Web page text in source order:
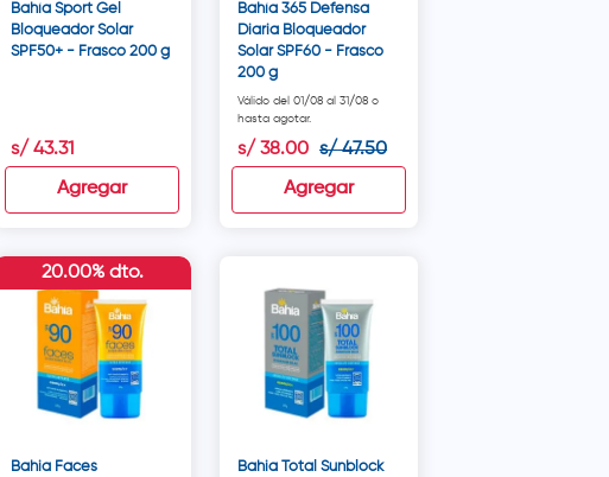
Bahía Sport Gel
Bloqueador Solar
SPF50+ - Frasco 200 g
s/ 43.31
Agregar
Bahía 365 Defensa
Diaria Bloqueador
Solar SPF60 - Frasco
200 g
Válido del 01/08 al 31/08 o
hasta agotar.
s/ 38.00 s/ 47.50
Agregar
Bahia Faces
20.00% dto.
Bahia Total Sunblock